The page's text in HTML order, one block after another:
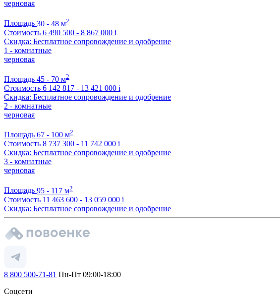
черновая
Площадь 30 - 48 м2
Стоимость 6 490 500 - 8 867 000 i
Скидка: Бесплатное сопровождение и одобрение
1 - комнатные
черновая
Площадь 45 - 70 м2
Стоимость 6 142 817 - 13 421 000 i
Скидка: Бесплатное сопровождение и одобрение
2 - комнатные
черновая
Площадь 67 - 100 м2
Стоимость 8 737 300 - 11 742 000 i
Скидка: Бесплатное сопровождение и одобрение
3 - комнатные
черновая
Площадь 95 - 117 м2
Стоимость 11 463 600 - 13 059 000 i
Скидка: Бесплатное сопровождение и одобрение
8 800 500-71-81 Пн-Пт 09:00-18:00
Соцсети